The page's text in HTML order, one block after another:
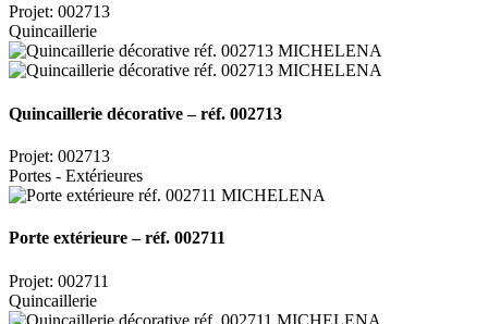
Projet: 002713
Quincaillerie
Quincaillerie décorative – réf. 002713
Projet: 002713
Portes - Extérieures
Porte extérieure – réf. 002711
Projet: 002711
Quincaillerie